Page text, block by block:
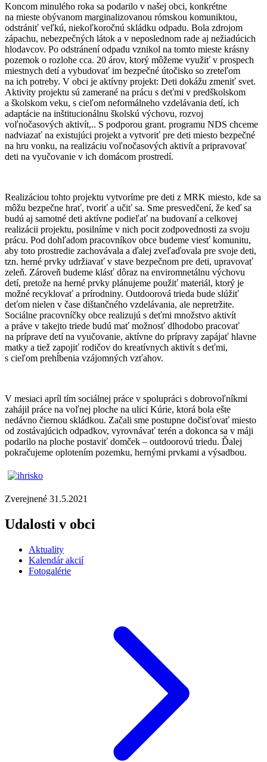
Koncom minulého roka sa podarilo v našej obci, konkrétne
na mieste obývanom marginalizovanou rómskou komuniktou,
odstrániť veľkú, niekoľkoročnú skládku odpadu. Bola zdrojom
zápachu, nebezpečných látok a v neposlednom rade aj nežiadúcich
hlodavcov. Po odstránení odpadu vznikol na tomto mieste krásny
pozemok o rozlohe cca. 20 árov, ktorý môžeme využiť v prospech
miestnych detí a vybudovať im bezpečné útočisko so zreteľom
na ich potreby. V obci je aktívny projekt: Deti dokážu zmeniť svet.
Aktivity projektu sú zamerané na prácu s deťmi v predškolskom
a školskom veku, s cieľom neformálneho vzdelávania detí, ich
adaptácie na inštitucionálnu školskú výchovu, rozvoj
voľnočasových aktivít,.. S podporou grant. programu NDS chceme
nadviazať na existujúci projekt a vytvoriť pre deti miesto bezpečné
na hru vonku, na realizáciu voľnočasových aktivít a pripravovať
deti na vyučovanie v ich domácom prostredí.
Realizáciou tohto projektu vytvoríme pre deti z MRK miesto, kde sa
môžu bezpečne hrať, tvoriť a učiť sa. Sme presvedčení, že keď sa
budú aj samotné deti aktívne podieľať na budovaní a celkovej
realizácii projektu, posilníme v nich pocit zodpovednosti za svoju
prácu. Pod dohľadom pracovníkov obce budeme viesť komunitu,
aby toto prostredie zachovávala a ďalej zveľaďovala pre svoje deti,
tzn. herné prvky udržiavať v stave bezpečnom pre deti, upravovať
zeleň. Zároveň budeme klásť dôraz na enviromnetálnu výchovu
detí, pretože na herné prvky plánujeme použiť materiál, ktorý je
možné recyklovať a prírodniny. Outdoorová trieda bude slúžiť
deťom nielen v čase dištančného vzdelávania, ale nepretržite.
Sociálne pracovníčky obce realizujú s deťmi množstvo aktivít
a práve v takejto triede budú mať možnosť dlhodobo pracovať
na príprave detí na vyučovanie, aktívne do prípravy zapájať hlavne
matky a tiež zapojiť rodičov do kreatívnych aktivít s deťmi,
s cieľom prehĺbenia vzájomných vzťahov.
V mesiaci apríl tím sociálnej práce v spolupráci s dobrovoľníkmi
zahájil práce na voľnej ploche na ulici Kúrie, ktorá bola ešte
nedávno čiernou skládkou. Začali sme postupne dočisťovať miesto
od zostávajúcich odpadkov, vyrovnávať terén a dokonca sa v máji
podarilo na ploche postaviť domček – outdoorovú triedu. Ďalej
pokračujeme oplotením pozemku, hernými prvkami a výsadbou.
Zverejnené 31.5.2021
Udalosti v obci
Aktuality
Kalendár akcií
Fotogalérie